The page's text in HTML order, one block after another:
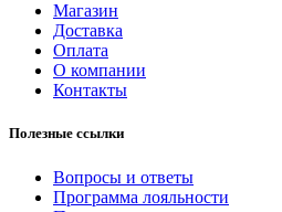
Магазин
Доставка
Оплата
О компании
Контакты
Полезные ссылки
Вопросы и ответы
Программа лояльности